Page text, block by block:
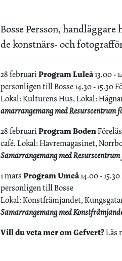
Bosse Persson,
de konstnärs- och
28 februariProgram Luleå13.00 -
personligen till Bosse 14.30 - 15.30
Lokal: Kulturens Hus, Lokal:
amarrangemang med Resurscentrum
28 februariProgram Boden
café. Lokal: Havremagasinet,
Samarrangemang med
1 marsProgram Umeå14.00 -
personligen till Bosse
Lokal: Konstfrämjandet,
Samarrangemang med
Vill du veta mer om Gefvert?Läs